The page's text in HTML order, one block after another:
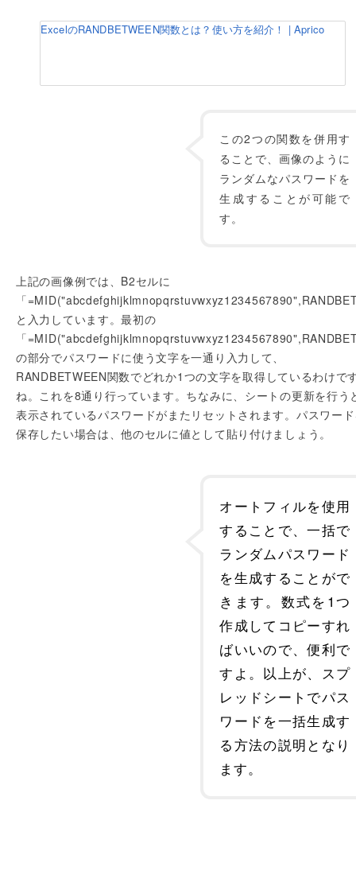
ExcelのRANDBETWEEN関数とは？使い方を紹介！ | Aprico
この2つの関数を併用す
ることで、画像のように
ランダムなパスワードを
生成することが可能で
す。
上記の画像例では、B2セルに
「
と入力しています。最初の
「
の部分でパスワードに使う文字を一通り入力して、
RANDBETWEEN関数でどれか1つの文字を取得しているわけで
ね。これを8通り行っています。ちなみに、シートの更新を行う
表示されているパスワードがまたリセットされます。パスワー
保存したい場合は、他のセルに値として貼り付けましょう。
オートフィルを使用
することで、一括で
ランダムパスワード
を生成することがで
きます。数式を1つ
作成してコピーすれ
ばいいので、便利で
すよ。以上が、スプ
レッドシートでパス
ワードを一括生成す
る方法の説明となり
ます。